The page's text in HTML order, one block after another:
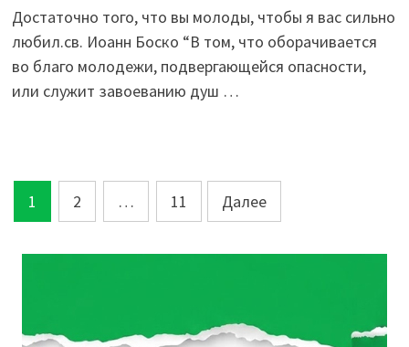
Достаточно того, что вы молоды, чтобы я вас сильно
любил.св. Иоанн Боско “В том, что оборачивается
во благо молодежи, подвергающейся опасности,
или служит завоеванию душ …
Пагинация
записей
1 2 … 11 Далее